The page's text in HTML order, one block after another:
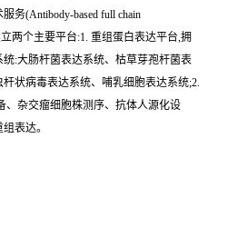
务(Antibody-based full chain
两个主要平台:1. 重组蛋白表达平台,拥
:大肠杆菌表达系统、枯草芽孢杆菌表
状病毒表达系统、哺乳细胞表达系统;2.
、杂交瘤细胞株测序、抗体人源化设
表达。